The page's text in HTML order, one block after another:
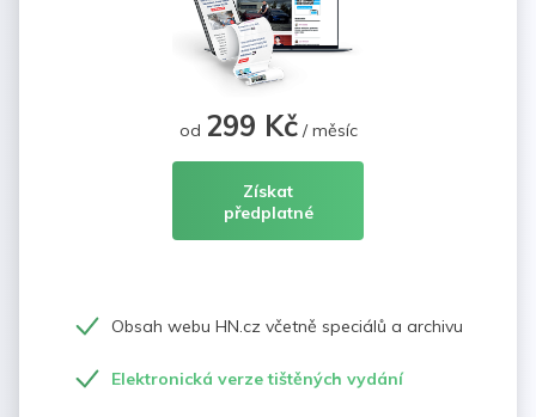
od 299 Kč/ měsíc
Získat
předplatné
Obsah webu HN.cz včetně speciálů a archivu
Elektronická verze tištěných vydání